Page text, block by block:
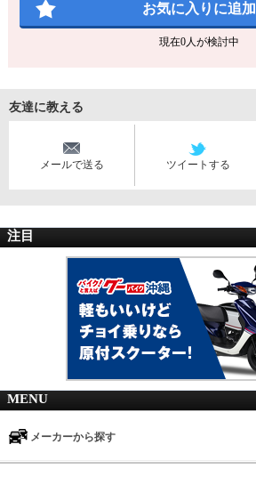
お気に入りに追加
現在0人が検討中
友達に教える
メールで送る ツイートする
注目
MENU
メーカーから探す